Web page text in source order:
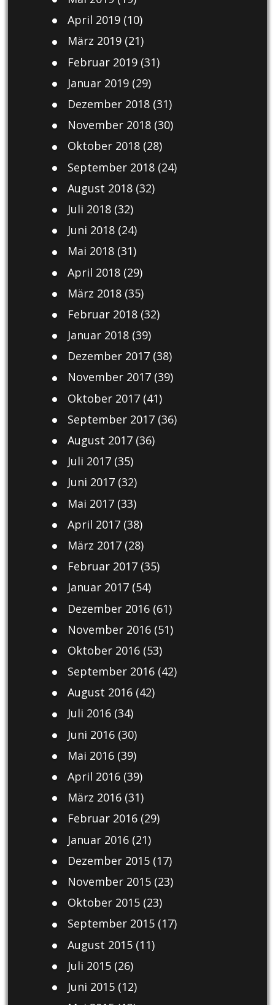
April 2019(10)
März 2019(21)
Februar 2019(31)
Januar 2019(29)
Dezember 2018(31)
November 2018(30)
Oktober 2018(28)
September 2018(24)
August 2018(32)
Juli 2018(32)
Juni 2018(24)
Mai 2018(31)
April 2018(29)
März 2018(35)
Februar 2018(32)
Januar 2018(39)
Dezember 2017(38)
November 2017(39)
Oktober 2017(41)
September 2017(36)
August 2017(36)
Juli 2017(35)
Juni 2017(32)
Mai 2017(33)
April 2017(38)
März 2017(28)
Februar 2017(35)
Januar 2017(54)
Dezember 2016(61)
November 2016(51)
Oktober 2016(53)
September 2016(42)
August 2016(42)
Juli 2016(34)
Juni 2016(30)
Mai 2016(39)
April 2016(39)
März 2016(31)
Februar 2016(29)
Januar 2016(21)
Dezember 2015(17)
November 2015(23)
Oktober 2015(23)
September 2015(17)
August 2015(11)
Juli 2015(26)
Juni 2015(12)